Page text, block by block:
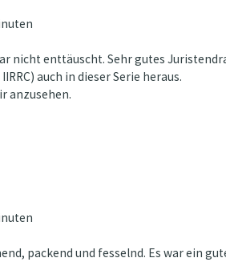
nicht enttäuscht. Sehr gutes
auch in dieser Serie heraus.
anzusehen.
packend und fesselnd. Es war ein